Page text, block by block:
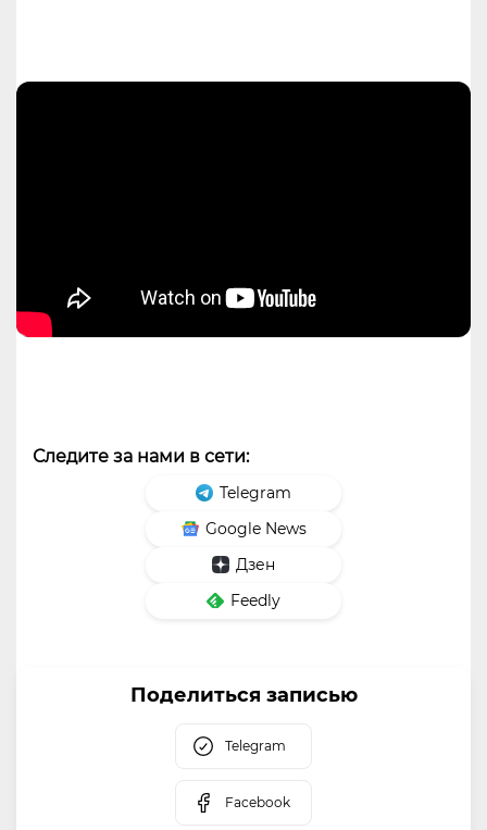
Следите за нами в сети:
Telegram
Google News
Дзен
Feedly
Поделиться записью
Telegram
Facebook